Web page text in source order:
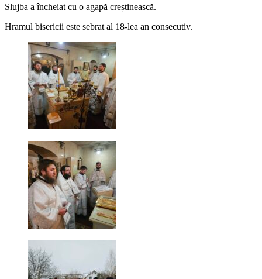
Slujba a încheiat cu o agapă creștinească.
Hramul bisericii este sebrat al 18-lea an consecutiv.